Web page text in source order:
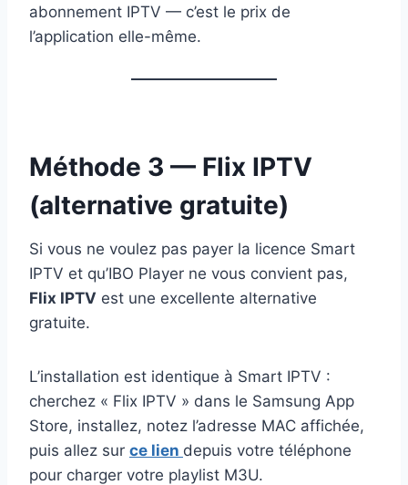
abonnement IPTV — c’est le prix de
l’application elle-même.
Méthode 3 — Flix IPTV
(alternative gratuite)
Si vous ne voulez pas payer la licence Smart
IPTV et qu’IBO Player ne vous convient pas,
Flix IPTV est une excellente alternative
gratuite.
L’installation est identique à Smart IPTV :
cherchez « Flix IPTV » dans le Samsung App
Store, installez, notez l’adresse MAC affichée,
puis allez sur ce lien depuis votre téléphone
pour charger votre playlist M3U.